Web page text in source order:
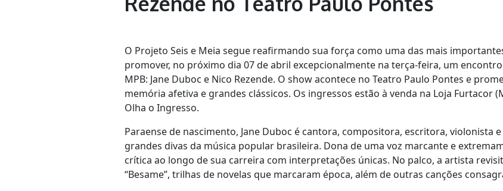
O Projeto Seis e Meia segue reafirmando sua força como uma das mais
promover, no próximo dia 07 de abril excepcionalmente na terça-feira, um
MPB: Jane Duboc e Nico Rezende. O show acontece no Teatro Paulo Pontes e
memória afetiva e grandes clássicos. Os ingressos estão à venda na Loja Furtacor
Olha o Ingresso.
Paraense de nascimento, Jane Duboc é cantora, compositora, escritora, violonista
grandes divas da música popular brasileira. Dona de uma voz marcante e
crítica ao longo de sua carreira com interpretações únicas. No palco, a artista
“Besame”, trilhas de novelas que marcaram época, além de outras canções